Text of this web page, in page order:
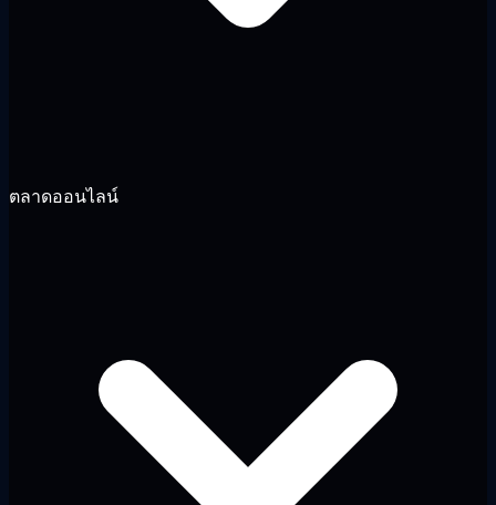
ตลาดออนไลน์